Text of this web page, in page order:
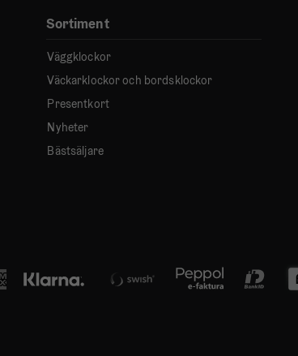
Sortiment
Väggklockor
Väckarklockor och bordsklockor
Presentkort
Nyheter
Bästsäljare